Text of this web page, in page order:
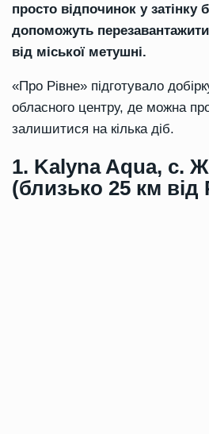
просто відпочинок у затінку
допоможуть
від міської метушні.
«Про Рівне» підготувало
обласного центру, де можна
залишитися на кілька діб.
1. Kalyna Aqua, с.
(близько 25 км від